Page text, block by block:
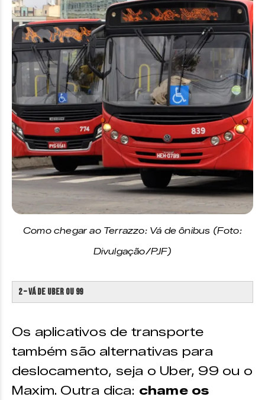
Como chegar ao Terrazzo: Vá de ônibus (Foto:
Divulgação/PJF)
2 – Vá de Uber ou 99
Os aplicativos de transporte
também são alternativas para
deslocamento, seja o Uber, 99 ou o
Maxim. Outra dica: chame os